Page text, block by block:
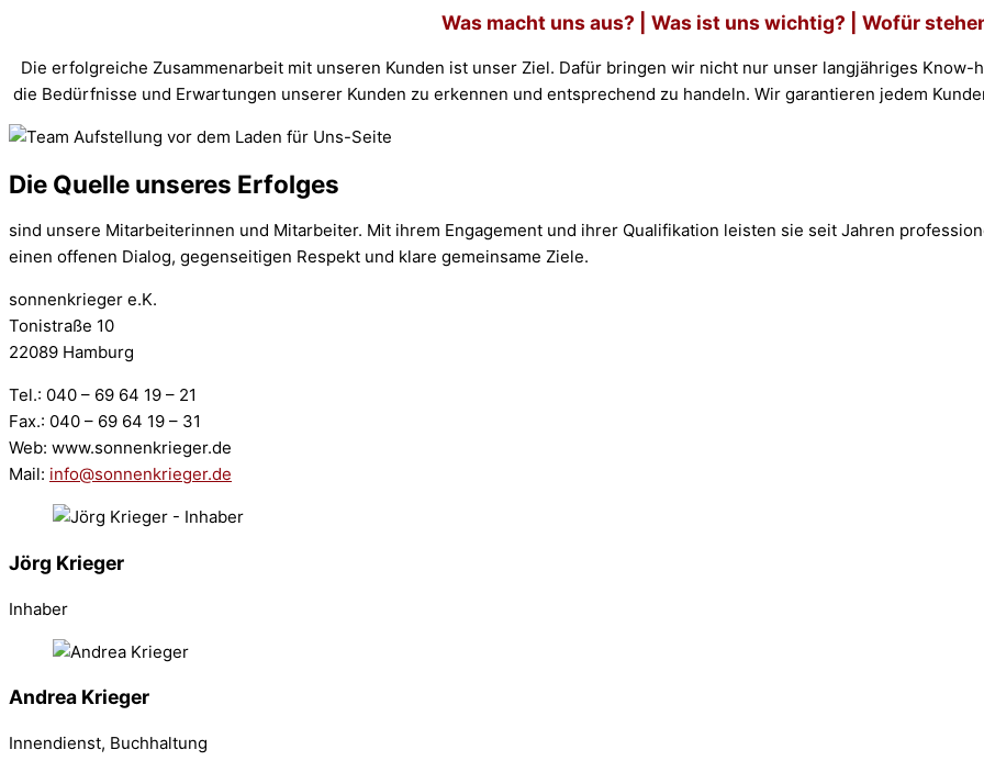
Was macht uns aus? | Was ist uns wichtig? | Wofür
Die erfolgreiche Zusammenarbeit mit unseren Kunden ist unser Ziel. Dafür bringen wir nicht nur unser langjähriges
die Bedürfnisse und Erwartungen unserer Kunden zu erkennen und entsprechend zu handeln. Wir garantieren jedem
Die Quelle unseres Erfolges
sind unsere Mitarbeiterinnen und Mitarbeiter. Mit ihrem Engagement und ihrer Qualifikation leisten sie seit Jahren
einen offenen Dialog, gegenseitigen Respekt und klare gemeinsame Ziele.
sonnenkrieger e.K.
Tonistraße 10
22089 Hamburg
Tel.: 040 – 69 64 19 – 21
Fax.: 040 – 69 64 19 – 31
Web: www.sonnenkrieger.de
Mail: info@sonnenkrieger.de
Jörg Krieger
Inhaber
Andrea Krieger
Innendienst, Buchhaltung